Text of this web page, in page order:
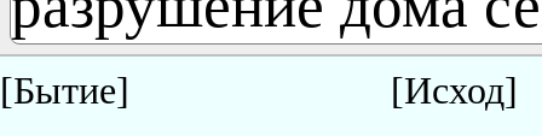
[Бытие]
[Исход]